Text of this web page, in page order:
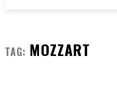
TAG: MOZZART